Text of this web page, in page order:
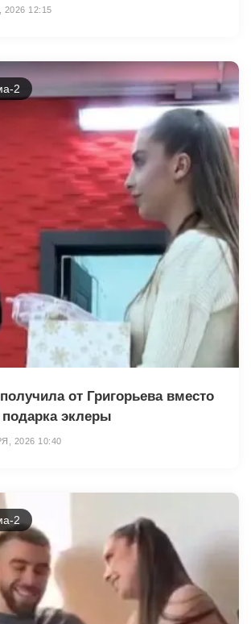
12:15
2
от Григорьева вместо
подарка эклеры
2026 10:40
2